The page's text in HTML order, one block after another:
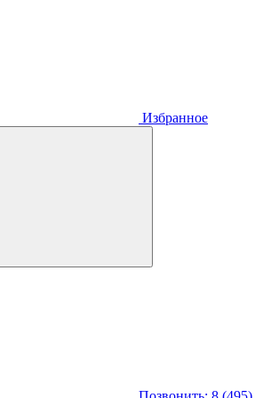
Избранное